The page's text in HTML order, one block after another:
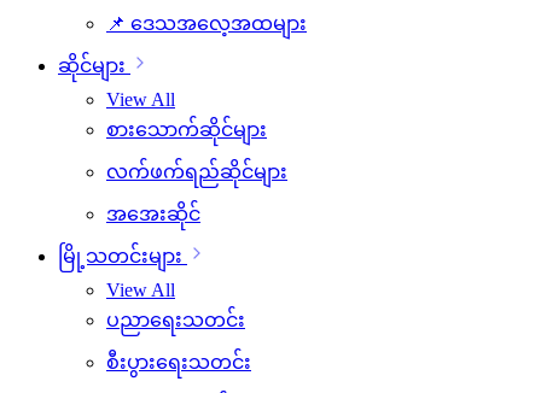
📌 ဒေသအလေ့အထများ
ဆိုင်များ
View All
စားသောက်ဆိုင်များ
လက်ဖက်ရည်ဆိုင်များ
အအေးဆိုင်
မြို့သတင်းများ
View All
ပညာရေးသတင်း
စီးပွားရေးသတင်း